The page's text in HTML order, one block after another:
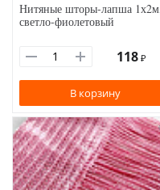
Нитяные шторы-лапша
светло-фиолетовый
118 ₽
В корзину